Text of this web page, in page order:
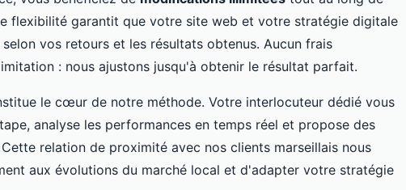
flexibilité garantit que votre site web et votre stratégie digitale
vos retours et les résultats obtenus. Aucun frais
: nous ajustons jusqu'à obtenir le résultat parfait.
le cœur de notre méthode. Votre interlocuteur dédié vous
analyse les performances en temps réel et propose des
relation de proximité avec nos clients marseillais nous
aux évolutions du marché local et d'adapter votre stratégie